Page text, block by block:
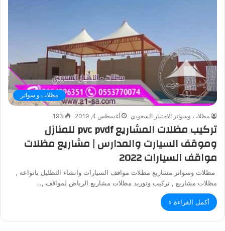
مظلات و سواتر
مظلات وسواتر الاختيار السعودي أغسطس 4, 2019 193
تركيب مظلات المشاريع pvc pvdf للمنازل
وموقف السيارت والمدارس | مشاريع مظلات
مواقف السيارات 2022
مظلات وسواتر مشاريع مظلات مواقف السيارات وانشاء التظليل بانواعه ,
مظلات مشاريع , تركيب وتوريد مظلات مشاريع الرياض لمواقف ,…
أكمل القراءة »